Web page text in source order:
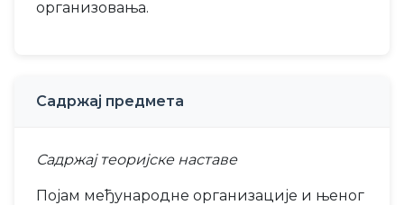
организовања.
Садржај предмета
Садржај теоријске наставе
Појам међународне организације и њеног